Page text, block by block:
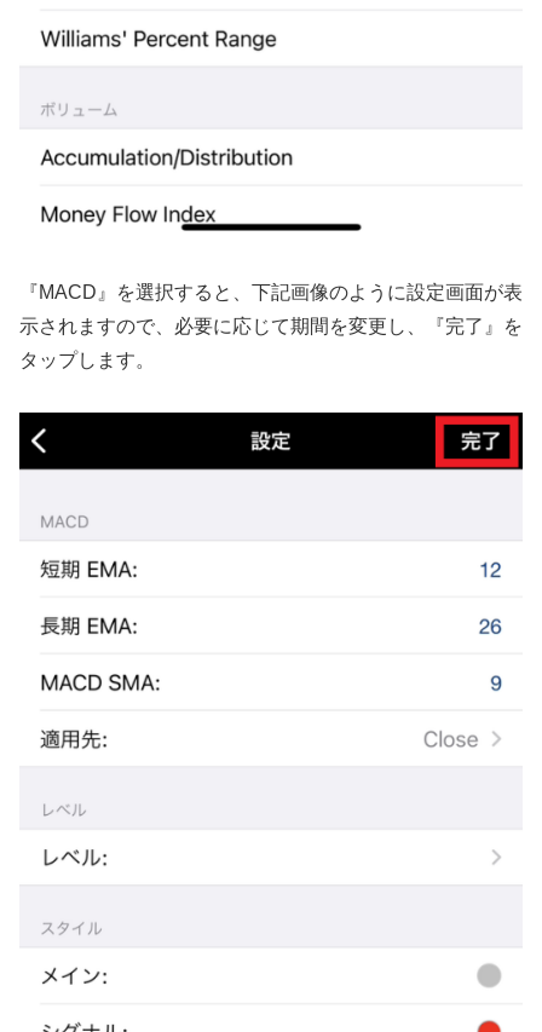
『MACD』
を選択すると、下記画像のように設定画面が表
示されますので、必要に応じて期間を変更し、『完了 』
を
タップします。